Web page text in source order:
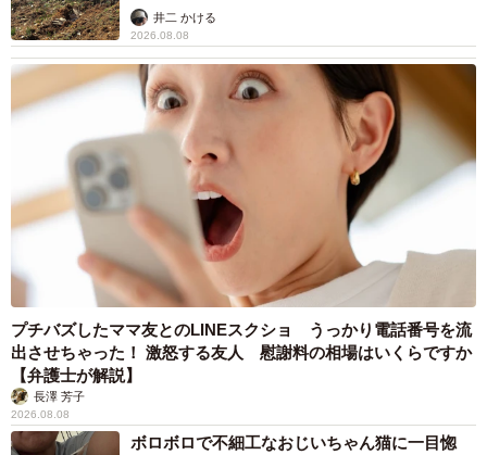
るか井二 かける
2026.08.08
プチバズしたママ友とのLINEスクショ うっかり電話番号を流
出させちゃった！ 激怒する友人 慰謝料の相場はいくらですか
【弁護士が解説】
長澤 芳子
2026.08.08
ボロボロで不細工なおじいちゃん猫に一目惚